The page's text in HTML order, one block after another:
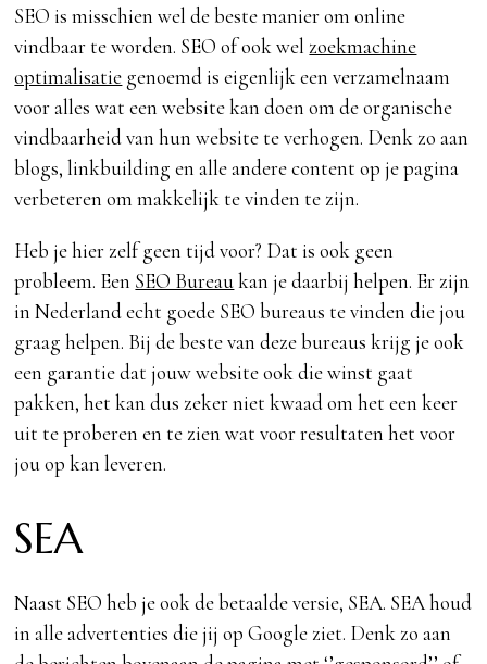
SEO is misschien wel de beste manier om online
vindbaar te worden. SEO of ook wel zoekmachine
optimalisatie genoemd is eigenlijk een verzamelnaam
voor alles wat een website kan doen om de organische
vindbaarheid van hun website te verhogen. Denk zo aan
blogs, linkbuilding en alle andere content op je pagina
verbeteren om makkelijk te vinden te zijn.
Heb je hier zelf geen tijd voor? Dat is ook geen
probleem. Een SEO Bureaukan je daarbij helpen. Er zijn
in Nederland echt goede SEO bureaus te vinden die jou
graag helpen. Bij de beste van deze bureaus krijg je ook
een garantie dat jouw website ook die winst gaat
pakken, het kan dus zeker niet kwaad om het een keer
uit te proberen en te zien wat voor resultaten het voor
jou op kan leveren.
SEA
Naast SEO heb je ook de betaalde versie, SEA. SEA houd
in alle advertenties die jij op Google ziet. Denk zo aan